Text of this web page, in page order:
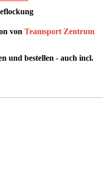
von Teamsport Zentrum
und bestellen - auch incl.